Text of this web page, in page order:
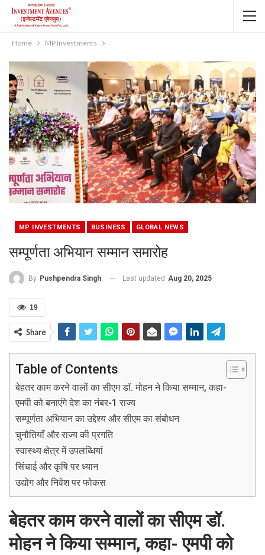
Home MP Investments
MP INVESTMENTS BUSINESS GLOBAL NEWS
सम्पूर्णता अभियान सम्मान समारोह
By Pushpendra Singh Last updated Aug 20, 2025
19
Share
Table of Contents
बेहतर काम करने वालों का सीएम डॉ. मोहन ने किया सम्मान, कहा-
एमपी को बनाएंगे देश का नंबर-1 राज्य
सम्पूर्णता अभियान का उद्देश्य और सीएम का संबोधन
चुनौतियाँ और राज्य की प्रगति
स्वास्थ्य क्षेत्र में उपलब्धियां
सिंचाई और कृषि पर ध्यान
उद्योग और निवेश पर फोकस
बेहतर काम करने वालों का सीएम डॉ.
मोहन ने किया सम्मान, कहा- एमपी को